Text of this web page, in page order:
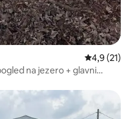
Prosječna
4,9 (21)
na jezero + glavni
„Odabrali gosti”